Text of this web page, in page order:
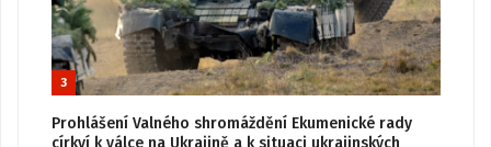
3
Prohlášení Valného shromáždění Ekumenické rady